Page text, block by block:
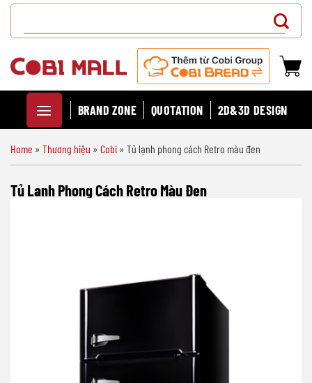
Chuyển
dung
for:
BRAND ZONE QUOTATION 2D&3D DESIGN
Home » Thương hiệu » Cobi » Tủ lạnh phong cách Retro màu đen
Tủ Lạnh Phong Cách Retro Màu Đen